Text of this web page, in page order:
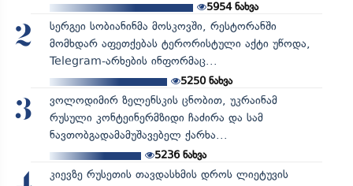
5954ნახვა
2
სერგეი სობიანინმა მოსკოვში, რესტორანში
მომხდარ აფეთქებას ტერორისტული აქტი უწოდა,
Telegram-არხების ინფორმაც...
5250ნახვა
3
ვოლოდიმირ ზელენსკის ცნობით, უკრაინამ
რუსული კონტეინერმზიდი ჩაძირა და სამ
ნავთობგადამამუშავებელ ქარხა...
5236ნახვა
კიევზე რუსეთის თავდასხმის დროს ლიეტუვის